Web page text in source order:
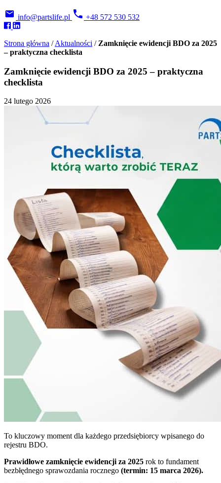
info@partslife.pl +48 572 530 532
Strona główna /Aktualności / Zamknięcie ewidencji BDO za 2025
– praktyczna checklista
Zamknięcie ewidencji BDO za 2025 – praktyczna
checklista
24 lutego 2026
To kluczowy moment dla każdego przedsiębiorcy wpisanego do
rejestru BDO.
Prawidłowe zamknięcie ewidencji za 2025 rok to fundament
bezbłędnego sprawozdania rocznego (termin: 15 marca 2026).